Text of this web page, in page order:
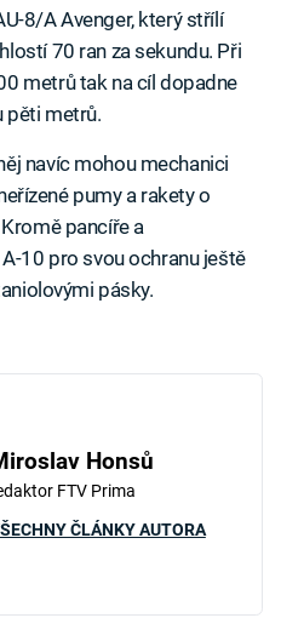
8/A Avenger, který střílí
70 ran za sekundu. Při
metrů tak na cíl dopadne
pěti metrů.
navíc mohou mechanici
pumy a rakety o
pancíře a
10 pro svou ochranu ještě
pásky.
Honsů
FTV Prima
ČLÁNKY AUTORA